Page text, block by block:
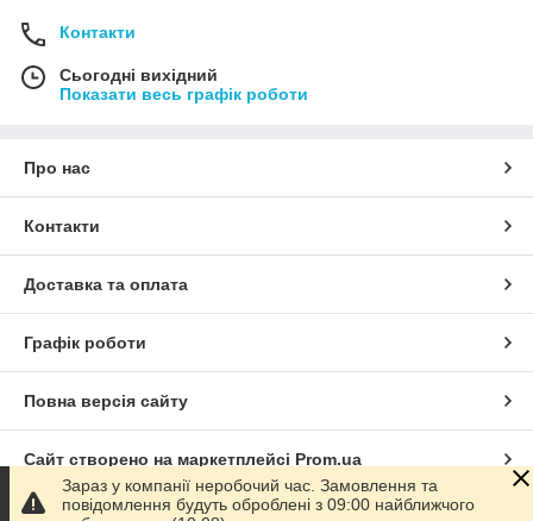
Контакти
Сьогодні вихідний
Показати весь графік роботи
Про нас
Контакти
Доставка та оплата
Графік роботи
Повна версія сайту
Сайт створено на маркетплейсі Prom.ua
Зараз у компанії неробочий час. Замовлення та
повідомлення будуть оброблені з 09:00 найближчого